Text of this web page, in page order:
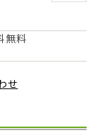
無料
せ